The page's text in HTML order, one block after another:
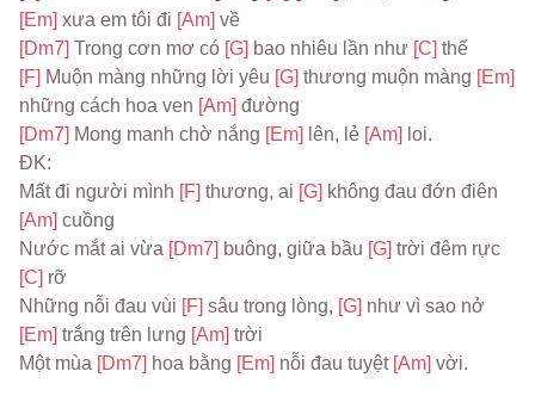
[Em] xưa em tôi đi [Am] về
[Dm7] Trong cơn mơ có [G] bao nhiêu lần như [C] thế
[F] Muộn màng những lời yêu [G] thương muộn màng
những cách hoa ven [Am] đường
[Dm7] Mong manh chờ nắng [Em] lên, lẻ [Am] loi.
ĐK:
Mất đi người mình [F] thương, ai [G]
[Am] cuồng
Nước mắt ai vừa [Dm7] buông, giữa bầu [G]
[C] rỡ
Những nỗi đau vùi [F] sâu trong lòng, [G]
[Em] trắng trên lưng [Am] trời
Một mùa [Dm7] hoa bằng [Em] nỗi đau tuyệt [Am] vời.